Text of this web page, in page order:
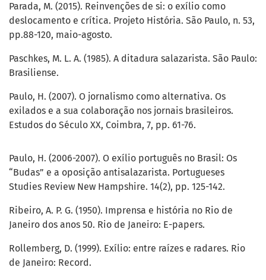
Parada, M. (2015). Reinvenções de si: o exílio como
deslocamento e crítica. Projeto História. São Paulo, n. 53,
pp.88-120, maio-agosto.
Paschkes, M. L. A. (1985). A ditadura salazarista. São Paulo:
Brasiliense.
Paulo, H. (2007). O jornalismo como alternativa. Os
exilados e a sua colaboração nos jornais brasileiros.
Estudos do Século XX, Coimbra, 7, pp. 61-76.
Paulo, H. (2006-2007). O exílio português no Brasil: Os
“Budas” e a oposição antisalazarista. Portugueses
Studies Review New Hampshire. 14(2), pp. 125-142.
Ribeiro, A. P. G. (1950). Imprensa e história no Rio de
Janeiro dos anos 50. Rio de Janeiro: E-papers.
Rollemberg, D. (1999). Exílio: entre raízes e radares. Rio
de Janeiro: Record.